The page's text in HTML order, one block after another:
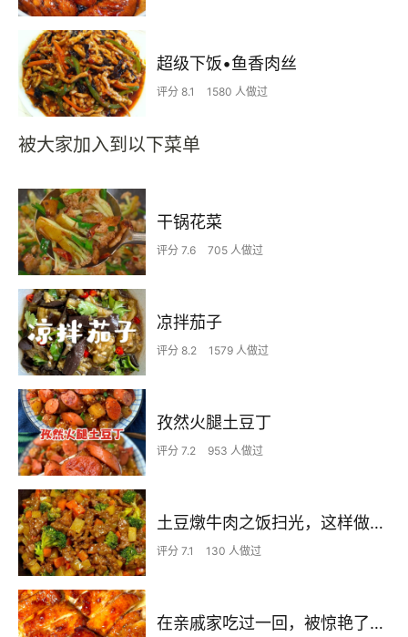
超级下饭•鱼香肉丝
评分 8.1 1580 人做过
被大家加入到以下菜单
干锅花菜
评分 7.6 705 人做过
凉拌茄子
评分 8.2 1579 人做过
孜然火腿土豆丁
评分 7.2 953 人做过
土豆燉牛肉之饭扫光，这样做也太香了吧，还没出锅已是浓香四溢了
评分 7.1 130 人做过
在亲戚家吃过一回，被惊艳了…